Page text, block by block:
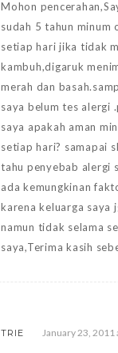
Mohon
sudah 5 tahun minum
setiap hari jika tidak
kambuh,digaruk
merah dan
saya belum tes alergi
saya apakah aman
setiap hari? samapai
tahu penyebab alergi
ada kemungkinan
karena keluarga saya
namun tidak selama
saya,Terima kasih
TRIE January 23, 2011